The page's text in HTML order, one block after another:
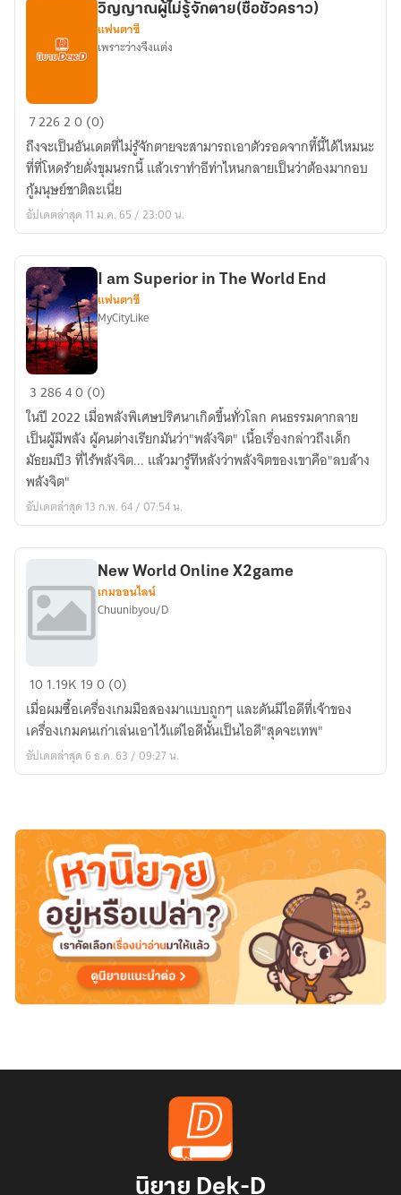
วิญญาณ
ผู้
ไม่รู้
จัก
ตาย(ชื่อ
ชั่วคราว)
วิญญาณผู้ไม่รู้จักตาย(ชื่อชั่วคราว)
แฟนตาซี
เพราะว่างจึงแต่ง
722620 (0)
ถึงจะเป็นอันเดตที่ไม่รู้จักตายจะสามารถเอาตัวรอดจากที้นี้ได้ไหมนะ
ที่ที่โหดร้ายดั่งขุมนรกนี้ แล้วเราทำอีท่าไหนกลายเป็นว่าต้องมากอบ
กู้มนุษย์ชาติละเนี่ย
อัปเดตล่าสุด 11 ม.ค. 65 / 23:00 น.
am
Superior
in
The
World
End
I am Superior in The World End
แฟนตาซี
MyCityLike
328640 (0)
ในปี 2022 เมื่อพลังพิเศษปริศนาเกิดขึ้นทั่วโลก คนธรรมดากลาย
เป็นผู้มีพลัง ผู้คนต่างเรียกมันว่า"พลังจิต" เนื้อเรื่องกล่าวถึงเด็ก
มัธยมปี3 ที่ไร้พลังจิต... แล้วมารู้ทีหลังว่าพลังจิตของเขาคือ"ลบล้าง
พลังจิต"
อัปเดตล่าสุด 13 ก.พ. 64 / 07:54 น.
New
World
Online
X2game
New World Online X2game
เกมออนไลน์
Chuunibyou/D
101.19K 190 (0)
เมื่อผมซื้อเครื่องเกมมือสองมาแบบถูกๆ และดันมีไอดีที่เจ้าของ
เครื่องเกมคนเก่าเล่นเอาไว้แต่ไอดีนั้นเป็นไอดี"สุดจะเทพ"
อัปเดตล่าสุด 6 ธ.ค. 63 / 09:27 น.
นิยาย Dek-D